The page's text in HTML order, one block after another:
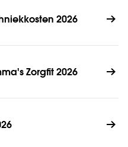
2026
Zorgfit 2026